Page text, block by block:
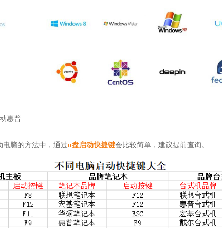
惠普
电脑的方法中，通过u盘启动快捷键会比较简单，建议提前查询。